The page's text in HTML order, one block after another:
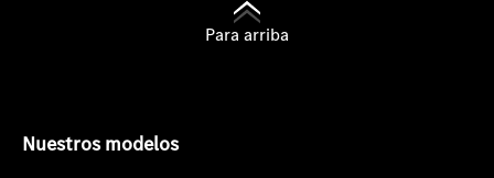
Para arriba
Nuestros modelos